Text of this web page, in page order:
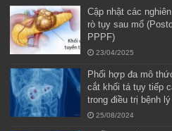
Cập nhật các
rò tụy sau mổ
PPPF)
23/04/2025
Phối hợp đa mô
cắt khối tá tụy tiếp
trong điều trị bệnh
25/08/2024